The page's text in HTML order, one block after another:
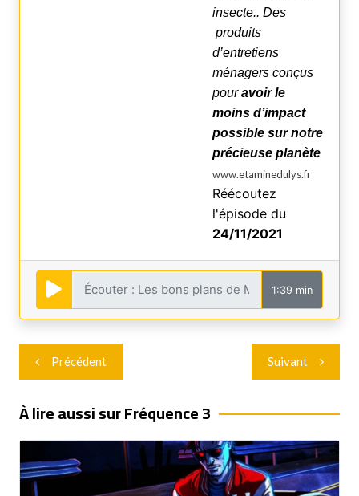
insecte.. Des
produits
d’entretiens
ménagers conçus
pouravoir le
moins d’impact
possible sur notre
précieuse planète
www.etaminedulys.fr
Réécoutez
l'épisode du
24/11/2021
1:39 min
Navigation
de
l’article
Précédent Suivant
À lire aussi sur Fréquence 3